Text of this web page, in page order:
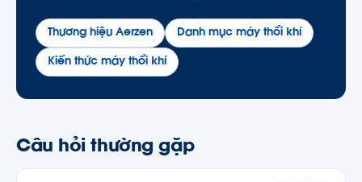
Thương hiệu Aerzen Danh mục máy thổi khí
Kiến thức máy thổi khí
Câu hỏi thường gặp